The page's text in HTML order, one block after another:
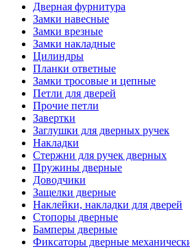
Дверная фурнитура
Замки навесные
Замки врезные
Замки накладные
Цилиндры
Планки ответные
Замки тросовые и цепные
Петли для дверей
Прочие петли
Завертки
Заглушки для дверных ручек
Накладки
Стержни для ручек дверных
Пружины дверные
Доводчики
Защелки дверные
Наклейки, накладки для дверей
Стопоры дверные
Бамперы дверные
Фиксаторы дверные